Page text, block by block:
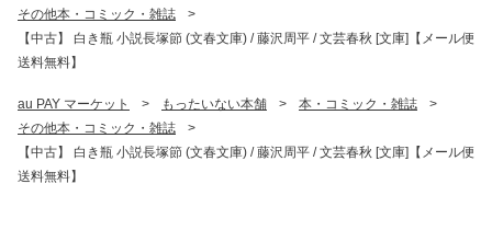
その他本・コミック・雑誌
>
【中古】 白き瓶 小説長塚節 (文春文庫) / 藤沢周平 / 文芸春秋 [文庫]【メール便
送料無料】
au PAY マーケット > もったいない本舗 > 本・コミック・雑誌
>
その他本・コミック・雑誌
>
【中古】 白き瓶 小説長塚節 (文春文庫) / 藤沢周平 / 文芸春秋 [文庫]【メール便
送料無料】